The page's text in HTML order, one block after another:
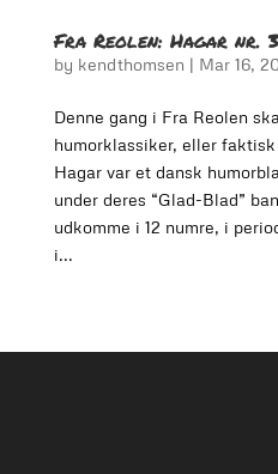
Fra Reolen: Hagar nr. 3
by kendthomsen | Mar 16,
Denne gang i Fra Reolen
humorklassiker, eller
Hagar var et dansk
under deres “Glad-Blad”
udkomme i 12 numre, i
i...